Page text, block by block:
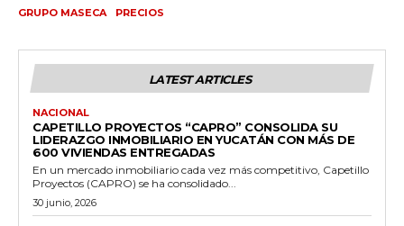
GRUPO MASECA
PRECIOS
LATEST ARTICLES
NACIONAL
CAPETILLO PROYECTOS “CAPRO” CONSOLIDA SU
LIDERAZGO INMOBILIARIO EN YUCATÁN CON MÁS DE
600 VIVIENDAS ENTREGADAS
En un mercado inmobiliario cada vez más competitivo, Capetillo
Proyectos (CAPRO) se ha consolidado...
30 junio, 2026